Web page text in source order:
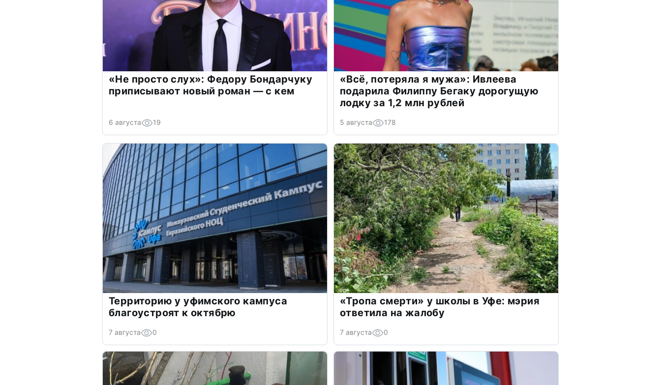
«Не просто слух»: Федору Бондарчуку
приписывают новый роман — с кем
6 августа 19
«Всё, потеряла я мужа»: Ивлеева
подарила Филиппу Бегаку дорогущую
лодку за 1,2 млн рублей
5 августа 178
Территорию у уфимского кампуса
благоустроят к октябрю
7 августа 0
«Тропа смерти» у школы в Уфе: мэрия
ответила на жалобу
7 августа 0